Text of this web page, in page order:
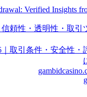
Verified Insights
信頼性・透明性・取引
｜取引条件・安全性・